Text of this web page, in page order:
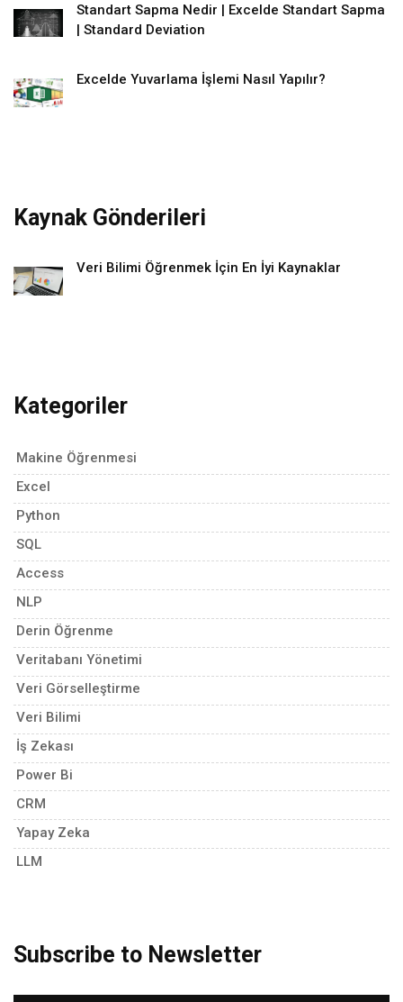
Standart Sapma Nedir | Excelde Standart Sapma
| Standard Deviation
Excelde Yuvarlama İşlemi Nasıl Yapılır?
Kaynak Gönderileri
Veri Bilimi Öğrenmek İçin En İyi Kaynaklar
Kategoriler
Makine Öğrenmesi
Excel
Python
SQL
Access
NLP
Derin Öğrenme
Veritabanı Yönetimi
Veri Görselleştirme
Veri Bilimi
İş Zekası
Power Bi
CRM
Yapay Zeka
LLM
Subscribe to Newsletter